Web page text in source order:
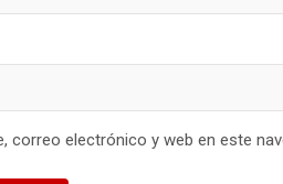
correo electrónico y web en este